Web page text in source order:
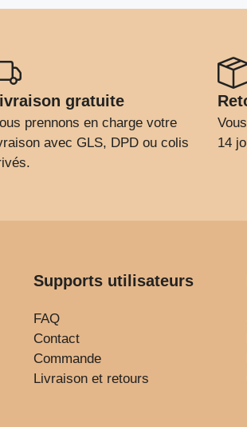
gratuite
prennons en charge votre
avec GLS, DPD ou colis
14
Supports utilisateurs
FAQ
Contact
Commande
Livraison et retours